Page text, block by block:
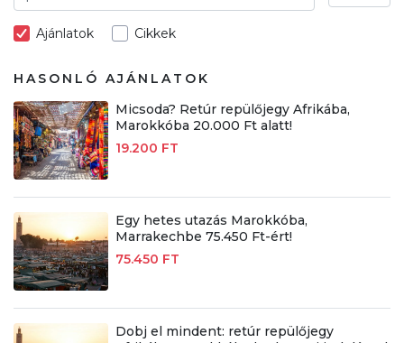
Ajánlatok Cikkek
HASONLÓ AJÁNLATOK
Micsoda? Retúr repülőjegy Afrikába,
Marokkóba 20.000 Ft alatt!
19.200 FT
Egy hetes utazás Marokkóba,
Marrakechbe 75.450 Ft-ért!
75.450 FT
Dobj el mindent: retúr repülőjegy